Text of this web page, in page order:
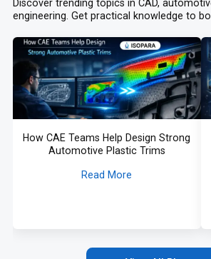
Discover trending topics in CAD,
engineering. Get practical knowledge to
How CAE Teams Help Design Strong
Automotive Plastic Trims
Read More